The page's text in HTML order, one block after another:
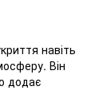
навіть
Він
додає